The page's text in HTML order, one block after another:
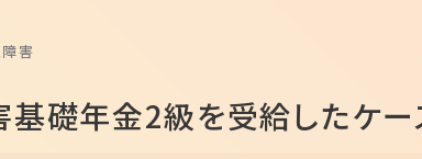
害
礎年金2級を受給したケー